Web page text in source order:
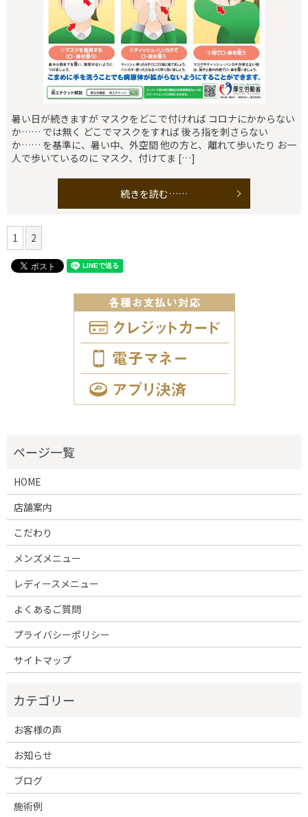
暑い日が続きますが マスクをどこで付ければ コロナにかからない
か…… では無く どこでマスクをすれば 後ろ指を刺さらない
か…… を基準に、暑い中、外空間 他の方と、離れて歩いたり お一
人で歩いているのに マスク、付けてま […]
続きを読む……
1 2
HOME
店舗案内
こだわり
メンズメニュー
レディースメニュー
よくあるご質問
プライバシーポリシー
サイトマップ
お客様の声
お知らせ
ブログ
施術例